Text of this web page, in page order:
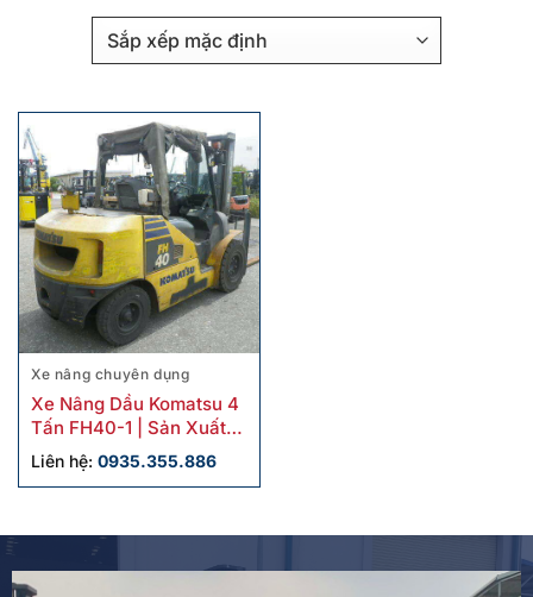
Xe nâng chuyên dụng
Xe Nâng Dầu Komatsu 4
Tấn FH40-1 | Sản Xuất
2014, Giá Tốt – Giao
Hàng Toàn Quốc
Liên hệ: 0935.355.886